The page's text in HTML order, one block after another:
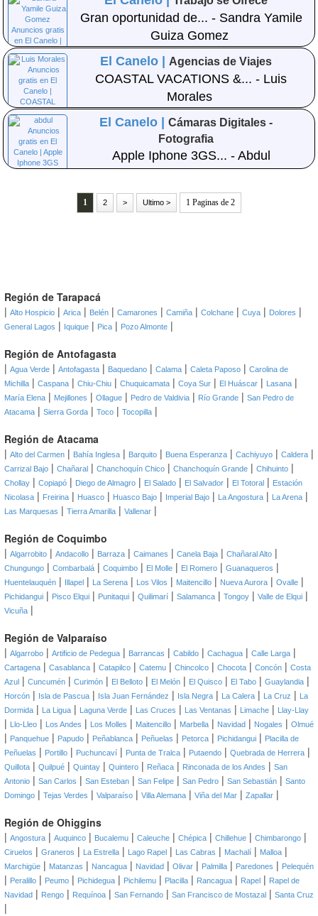
Gran oportunidad de... - Sandra Yamile
Guiza Gomez
El Canelo |
Agencias de Viajes
COASTAL VACATIONS &... - Luis
Morales
El Canelo |
Cámaras Digitales -
Fotografia
Apple Iphone 3GS... - Abdul
1 2 > Ultimo > 1 Paginas de 2
Región de Tarapacá
| Alto Hospicio | Arica | Belén | Camarones | Camiña | Colchane | Cuya | Dolores |
General Lagos | Iquique | Pica | Pozo Almonte |
Región de Antofagasta
| Agua Verde | Antofagasta | Baquedano | Calama | Caleta Paposo | Carolina de
Michilla | Caspana | Chiu-Chiu | Chuquicamata | Coya Sur | El Huáscar | Lasana |
María Elena | Mejillones | Ollague | Pedro de Valdivia | Río Grande | San Pedro de
Atacama | Sierra Gorda | Toco | Tocopilla |
Región de Atacama
| Alto del Carmen | Bahía Inglesa | Barquito | Buena Esperanza | Cachiyuyo | Caldera |
Carrizal Bajo | Chañaral | Chanchoquín Chico | Chanchoquín Grande | Chihuinto |
Chollay | Copiapó | Diego de Almagro | El Salado | El Salvador | El Totoral | Estación
Nicolasa | Freirina | Huasco | Huasco Bajo | Imperial Bajo | La Angostura | La Arena |
Las Marquesas | Tierra Amarilla | Vallenar |
Región de Coquimbo
| Algarrobito | Andacollo | Barraza | Caimanes | Canela Baja | Chañaral Alto |
Chungungo | Combarbalá | Coquimbo | El Molle | El Romero | Guanaqueros |
Huentelauquén | Illapel | La Serena | Los Vilos | Maitencillo | Nueva Aurora | Ovalle |
Pichidangui | Pisco Elqui | Punitaqui | Quilimarí | Salamanca | Tongoy | Valle de Elqui |
Vicuña |
Región de Valparaíso
| Algarrobo | Artificio de Pedegua | Barrancas | Cabildo | Cachagua | Calle Larga |
Cartagena | Casablanca | Catapilco | Catemu | Chincolco | Chocota | Concón | Costa
Azul | Cuncumén | Curimón | El Belloto | El Melón | El Quisco | El Tabo | Guaylandia |
Horcón | Isla de Pascua | Isla Juan Fernández | Isla Negra | La Calera | La Cruz |
La
Dormida | La Ligua | Laguna Verde | Las Cruces | Las Ventanas | Limache | Llay-Llay
| Llo-Lleo | Los Andes | Los Molles | Maitencillo | Marbella | Navidad | Nogales | Olmué
| Panquehue | Papudo | Peñablanca | Peñuelas | Petorca | Pichidangui | Placilla de
Peñuelas | Portillo | Puchuncaví | Punta de Tralca | Putaendo | Quebrada de Herrera |
Quillota | Quilpué | Quintay | Quintero | Reñaca | Rinconada de los Andes | San
Antonio | San Carlos | San Esteban | San Felipe | San Pedro | San Sebastián | Santo
Domingo | Tejas Verdes | Valparaíso | Villa Alemana | Viña del Mar | Zapallar |
Región de Ohiggins
| Angostura | Auquinco | Bucalemu | Caleuche | Chépica | Chillehue | Chimbarongo |
Ciruelos | Graneros | La Estrella | Lago Rapel | Las Cabras | Machalí | Malloa |
Marchigüe | Matanzas | Nancagua | Navidad | Olivar | Palmilla | Paredones | Pelequén
| Peralillo | Peumo | Pichidegua | Pichilemu | Placilla | Rancagua | Rapel | Rapel de
Navidad | Rengo | Requínoa | San Fernando | San Francisco de Mostazal | Santa Cruz
|